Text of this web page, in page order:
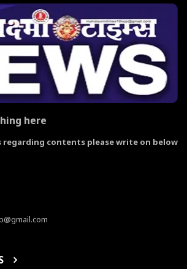
here
regarding contents please write on below